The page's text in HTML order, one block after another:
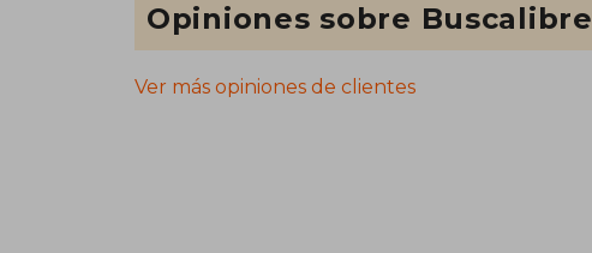
Opiniones sobre Buscalibre
Ver más opiniones de clientes